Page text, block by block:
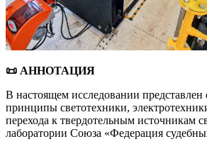
📜 АННОТАЦИЯ
В настоящем исследовании
принципы светотехники,
перехода к твердотельным источникам
лаборатории Союза «Федерация